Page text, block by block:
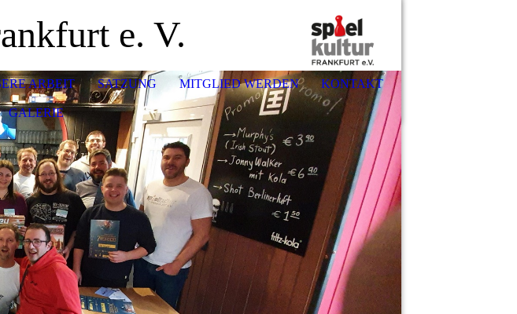
e. V.
ARBEIT SATZUNG MITGLIED WERDEN KONTAKT
GALERIE